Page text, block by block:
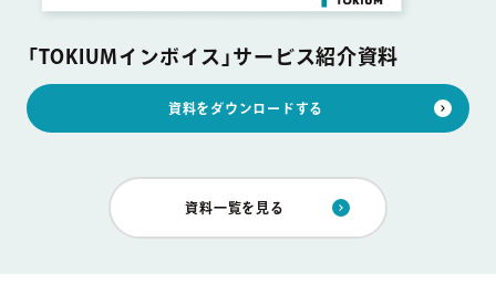
「TOKIUMインボイス」サービス紹介資料
資料をダウンロードする
資料一覧を見る